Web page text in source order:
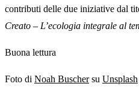
contributi delle due iniziative dal
Creato – L’ecologia integrale al
Buona lettura
Foto di Noah Buschersu Unsplash